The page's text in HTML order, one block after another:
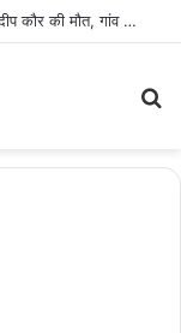
कनाडा में सड़क हादसे में लुधियाना की 25 वर्षीय रमनदीप कौर की मौत, गांव में पसरा मातम